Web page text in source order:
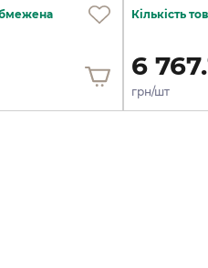
Кількість
6 767.
грн/шт